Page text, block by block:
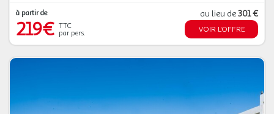
à partir de
219€ TTC
par pers.
au lieu de301 €
VOIR L'OFFRE